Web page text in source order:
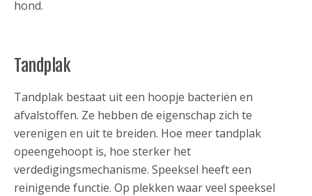
hond.
Tandplak
Tandplak bestaat uit een hoopje bacteriën en
afvalstoffen. Ze hebben de eigenschap zich te
verenigen en uit te breiden. Hoe meer tandplak
opeengehoopt is, hoe sterker het
verdedigingsmechanisme. Speeksel heeft een
reinigende functie. Op plekken waar veel speeksel